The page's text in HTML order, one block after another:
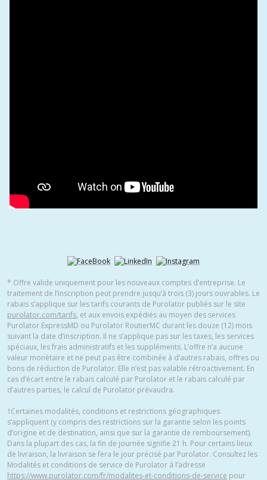
* Offre valide uniquement pour les nouveaux comptes d’entreprise. Le
traitement de l’inscription peut prendre jusqu’à trois (3) jours ouvrables. Le
rabais s’applique sur les tarifs courants de Purolator publiés sur le site
purolator.com/tarifs, et aux envois expédiés au moyen des services
Purolator ExpressMD ou Purolator RoutierMC durant les douze (12) mois
suivant la date d’inscription. Il ne s’applique pas sur les taxes, les services
spéciaux, les frais administratifs et les suppléments. L’offre n’a aucune
valeur monétaire et ne peut pas être combinée à d’autres rabais, offres ou
bons de réduction de Purolator. Elle n’est pas valable rétroactivement. En
cas d’écart entre le rabais calculé par Purolator et le rabais calculé par
d’autres parties, le calcul de Purolator prévaudra.
†Certaines modalités, conditions et restrictions géographiques
s’appliquent (y compris des restrictions sur la garantie selon les points
d’origine et de destination, ainsi que sur la garantie de remboursement).
Dans la plupart des cas, la fin de journée signifie 21 h. Pour certains lieux
de livraison, la livraison se fera le jour précisé par Purolator. Consultez les
Modalités et conditions de service de Purolator à l’adresse
https://www.purolator.com/fr/modalites-et-conditions-de-service pour